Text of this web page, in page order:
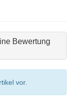
Bewertung
vor.